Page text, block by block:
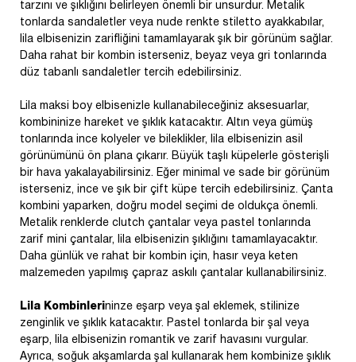
tarzını ve şıklığını belirleyen önemli bir unsurdur. Metalik
tonlarda sandaletler veya nude renkte stiletto ayakkabılar,
lila elbisenizin zarifliğini tamamlayarak şık bir görünüm sağlar.
Daha rahat bir kombin isterseniz, beyaz veya gri tonlarında
düz tabanlı sandaletler tercih edebilirsiniz.
Lila maksi boy elbisenizle kullanabileceğiniz aksesuarlar,
kombininize hareket ve şıklık katacaktır. Altın veya gümüş
tonlarında ince kolyeler ve bileklikler, lila elbisenizin asil
görünümünü ön plana çıkarır. Büyük taşlı küpelerle gösterişli
bir hava yakalayabilirsiniz. Eğer minimal ve sade bir görünüm
isterseniz, ince ve şık bir çift küpe tercih edebilirsiniz. Çanta
kombini yaparken, doğru model seçimi de oldukça önemli.
Metalik renklerde clutch çantalar veya pastel tonlarında
zarif mini çantalar, lila elbisenizin şıklığını tamamlayacaktır.
Daha günlük ve rahat bir kombin için, hasır veya keten
malzemeden yapılmış çapraz askılı çantalar kullanabilirsiniz.
Lila Kombinlerininze eşarp veya şal eklemek, stilinize
zenginlik ve şıklık katacaktır. Pastel tonlarda bir şal veya
eşarp, lila elbisenizin romantik ve zarif havasını vurgular.
Ayrıca, soğuk akşamlarda şal kullanarak hem kombinize şıklık